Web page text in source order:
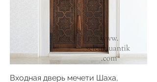
Входная дверь мечети Шаха,